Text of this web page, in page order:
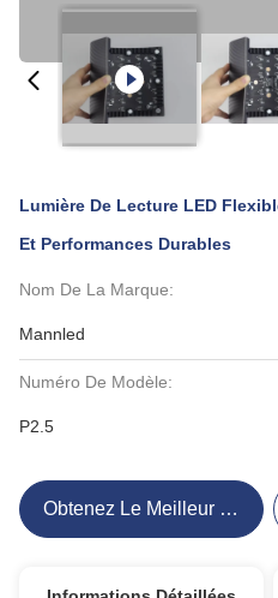
Lumière De Lecture LED
Et Performances Durables
Nom De La Marque:
Mannled
Numéro De Modèle:
P2.5
Obtenez Le Meilleur Prix